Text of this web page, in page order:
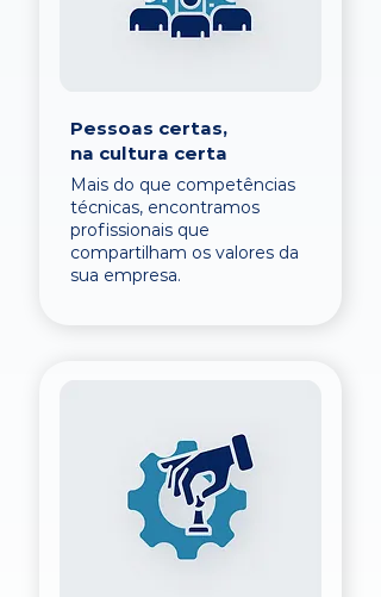
Pessoas certas,
na cultura certa
Mais do que competências
técnicas, encontramos
profissionais que
compartilham os valores da
sua empresa.